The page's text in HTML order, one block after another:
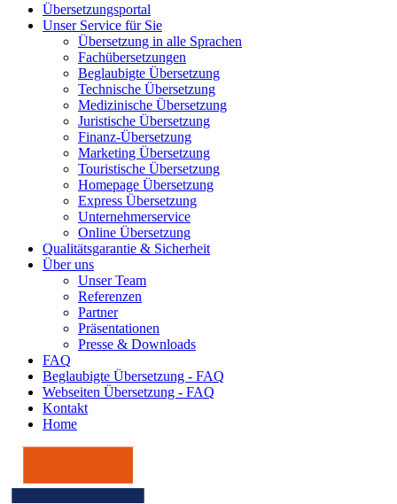
Übersetzungsportal
Unser Service für Sie
Übersetzung in alle Sprachen
Fachübersetzungen
Beglaubigte Übersetzung
Technische Übersetzung
Medizinische Übersetzung
Juristische Übersetzung
Finanz-Übersetzung
Marketing Übersetzung
Touristische Übersetzung
Homepage Übersetzung
Express Übersetzung
Unternehmerservice
Online Übersetzung
Qualitätsgarantie & Sicherheit
Über uns
Unser Team
Referenzen
Partner
Präsentationen
Presse & Downloads
FAQ
Beglaubigte Übersetzung - FAQ
Webseiten Übersetzung - FAQ
Kontakt
Home